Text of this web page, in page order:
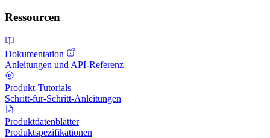
Ressourcen
Dokumentation
Anleitungen und API-Referenz
Produkt-Tutorials
Schritt-für-Schritt-Anleitungen
Produktdatenblätter
Produktspezifikationen